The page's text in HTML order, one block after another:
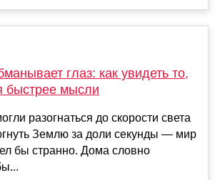
глаз: как увидеть то,
быстрее мысли
разогнаться до скорости света
Землю за доли секунды — мир
бы странно. Дома словно